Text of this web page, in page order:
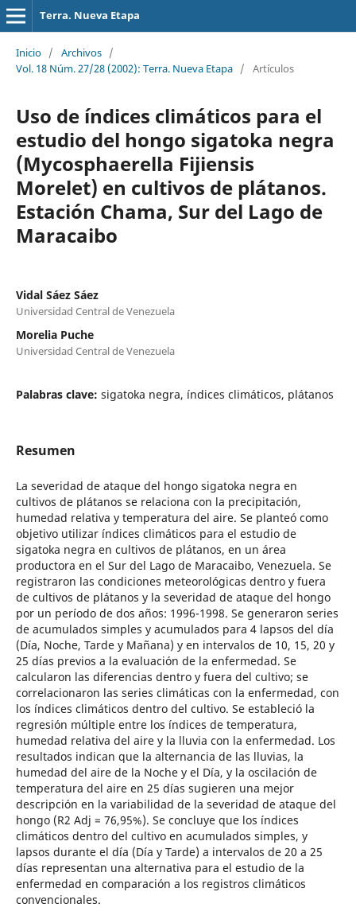
Terra. Nueva Etapa
Inicio / Archivos /
Vol. 18 Núm. 27/28 (2002): Terra. Nueva Etapa / Artículos
Uso de índices climáticos para el
estudio del hongo sigatoka negra
(Mycosphaerella Fijiensis
Morelet) en cultivos de plátanos.
Estación Chama, Sur del Lago de
Maracaibo
Vidal Sáez Sáez
Universidad Central de Venezuela
Morelia Puche
Universidad Central de Venezuela
Palabras clave: sigatoka negra, índices climáticos, plátanos
Resumen
La severidad de ataque del hongo sigatoka negra en
cultivos de plátanos se relaciona con la precipitación,
humedad relativa y temperatura del aire. Se planteó como
objetivo utilizar índices climáticos para el estudio de
sigatoka negra en cultivos de plátanos, en un área
productora en el Sur del Lago de Maracaibo, Venezuela. Se
registraron las condiciones meteorológicas dentro y fuera
de cultivos de plátanos y la severidad de ataque del hongo
por un período de dos años: 1996-1998. Se generaron series
de acumulados simples y acumulados para 4 lapsos del día
(Día, Noche, Tarde y Mañana) y en intervalos de 10, 15, 20 y
25 días previos a la evaluación de la enfermedad. Se
calcularon las diferencias dentro y fuera del cultivo; se
correlacionaron las series climáticas con la enfermedad, con
los índices climáticos dentro del cultivo. Se estableció la
regresión múltiple entre los índices de temperatura,
humedad relativa del aire y la lluvia con la enfermedad. Los
resultados indican que la alternancia de las lluvias, la
humedad del aire de la Noche y el Día, y la oscilación de
temperatura del aire en 25 días sugieren una mejor
descripción en la variabilidad de la severidad de ataque del
hongo (R2 Adj = 76,95%). Se concluye que los índices
climáticos dentro del cultivo en acumulados simples, y
lapsos durante el día (Día y Tarde) a intervalos de 20 a 25
días representan una alternativa para el estudio de la
enfermedad en comparación a los registros climáticos
convencionales.